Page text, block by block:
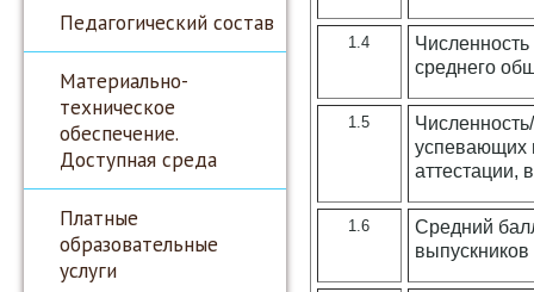
Педагогический состав
Материально-
техническое
обеспечение.
Доступная среда
Платные
образовательные
услуги
1.4
среднего
1.5
успевающих
аттестации,
1.6
Средний
выпускников